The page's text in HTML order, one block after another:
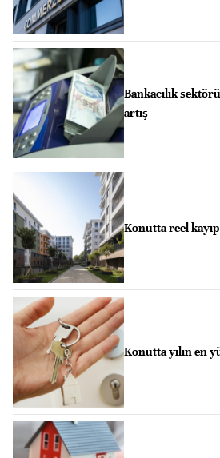
Bankacılık
artış
Konutta reel
Konutta yılın en